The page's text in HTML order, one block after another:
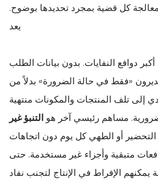
كل قضية بمجرد تحديدها بوضوح.
يعد
أكبر دوافع النفايات. بدون بيانات الطلب
«فقط في حالة الضرورة» بدلاً من
إلى تلف المنتجات والمكونات منتهية
مساهم رئيسي آخر هو التنبؤ غير
أو الطهي كل يوم دون اتجاهات
متبقية وأجزاء غير مستخدمة. حتى
يمكنهم الإفراط في الإنتاج لتجنب نفاد